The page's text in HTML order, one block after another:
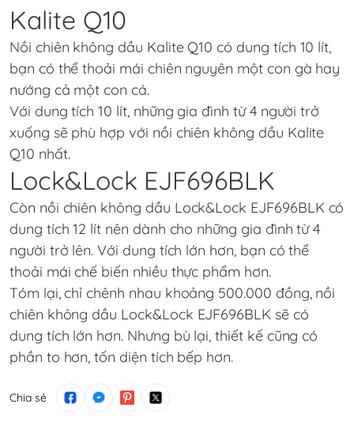
Kalite Q10
Nồi chiên không dầu Kalite Q10 có dung tích 10 lít,
bạn có thể thoải mái chiên nguyên một con gà hay
nướng cả một con cá.
Với dung tích 10 lít, những gia đình từ 4 người trở
xuống sẽ phù hợp với nồi chiên không dầu Kalite
Q10 nhất.
Lock&Lock EJF696BLK
Còn nồi chiên không dầu Lock&Lock EJF696BLK có
dung tích 12 lít nên dành cho những gia đình từ 4
người trở lên. Với dung tích lớn hơn, bạn có thể
thoải mái chế biến nhiều thực phẩm hơn.
Tóm lại, chỉ chênh nhau khoảng 500.000 đồng, nồi
chiên không dầu Lock&Lock EJF696BLK sẽ có
dung tích lớn hơn. Nhưng bù lại, thiết kế cũng có
phần to hơn, tốn diện tích bếp hơn.
Chia sẻ